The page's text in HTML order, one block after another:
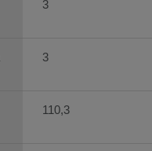
3
3
110,3